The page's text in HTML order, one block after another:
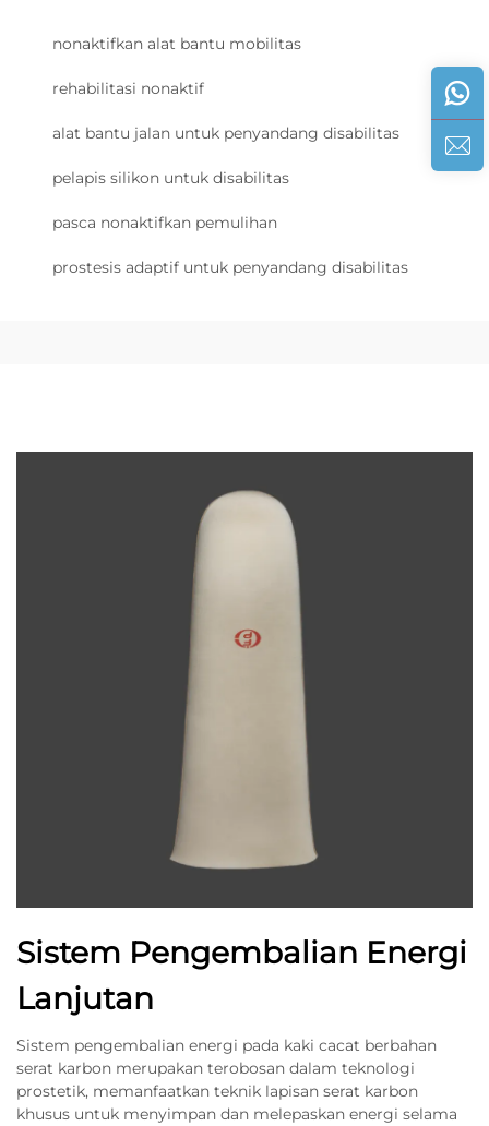
nonaktifkan alat bantu mobilitas
rehabilitasi nonaktif
alat bantu jalan untuk penyandang disabilitas
pelapis silikon untuk disabilitas
pasca nonaktifkan pemulihan
prostesis adaptif untuk penyandang disabilitas
Sistem Pengembalian Energi
Lanjutan
Sistem pengembalian energi pada kaki cacat berbahan
serat karbon merupakan terobosan dalam teknologi
prostetik, memanfaatkan teknik lapisan serat karbon
khusus untuk menyimpan dan melepaskan energi selama